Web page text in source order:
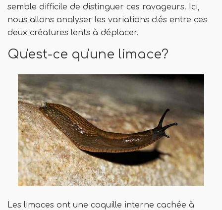
semble difficile de distinguer ces ravageurs. Ici,
nous allons analyser les variations clés entre ces
deux créatures lents à déplacer.
Qu'est-ce qu'une limace?
Les limaces ont une coquille interne cachée à